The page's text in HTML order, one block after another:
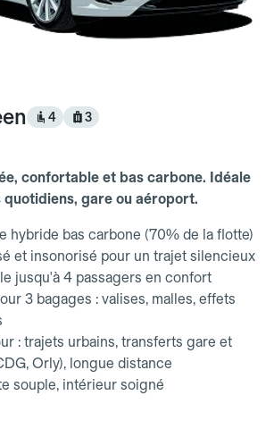
4 3
confortable et bas carbone. Idéale
gare ou aéroport.
hybride bas carbone (70% de la flotte)
et insonorisé pour un trajet silencieux
jusqu'à 4 passagers en confort
3 bagages : valises, malles, effets
: trajets urbains, transferts gare et
Orly), longue distance
souple, intérieur soigné